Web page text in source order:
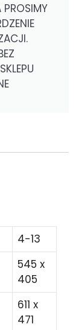
PROSIMY
4-13
545 x
405
611 x
471